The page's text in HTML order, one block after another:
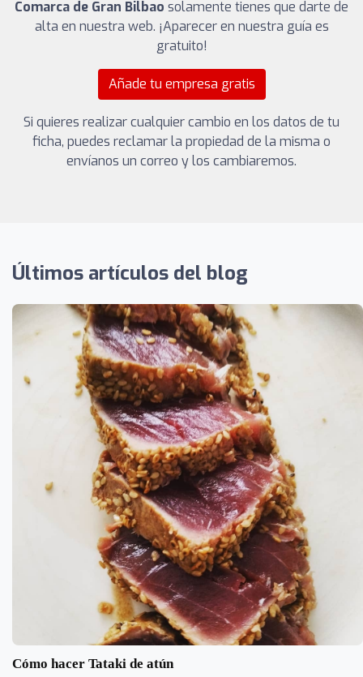
Comarca de Gran Bilbao solamente tienes que darte de
alta en nuestra web. ¡Aparecer en nuestra guía es
gratuito!
Añade tu empresa gratis
Si quieres realizar cualquier cambio en los datos de tu
ficha, puedes reclamar la propiedad de la misma o
envíanos un correo y los cambiaremos.
Últimos artículos del blog
Cómo hacer Tataki de atún